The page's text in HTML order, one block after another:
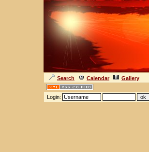
Search Calendar Gallery
Login: